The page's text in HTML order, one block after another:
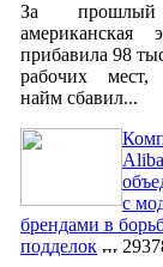
За
американская
прибавила 98
рабочих
найм сбавил...
с
брендами в
подделок